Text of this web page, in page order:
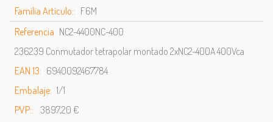
Familia Artículo:: F6M
Referencia NC2-4400NC-400
236239 Conmutador tetrapolar montado 2xNC2-400A 400Vca
EAN 13: 6940092467784
Embalaje: 1/1
PVP:: 3897,20 €